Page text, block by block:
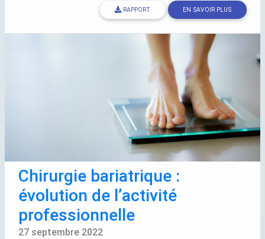
RAPPORT EN SAVOIR PLUS
Chirurgie bariatrique :
évolution de l’activité
professionnelle
27 septembre 2022